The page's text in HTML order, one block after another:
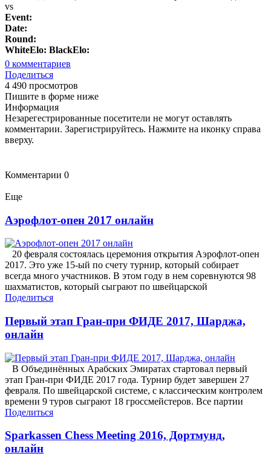
vs
Event:
Date:
Round:
WhiteElo: BlackElo:
0 комментариев
Поделиться
4 490 просмотров
Пишите в форме ниже
Информация
Незарегестрированные посетители не могут оставлять
комментарии. Зарегистрируйтесь. Нажмите на иконку справа
вверху.
Комментарии 0
Еще
Аэрофлот-опен 2017 онлайн
20 февраля состоялась церемония открытия Аэрофлот-опен
2017. Это уже 15-ый по счету турнир, который собирает
всегда много участников. В этом году в нем соревнуются 98
шахматистов, который сыграют по швейцарской
Поделиться
Первый этап Гран-при ФИДЕ 2017, Шарджа,
онлайн
В Объединённых Арабских Эмиратах стартовал первый
этап Гран-при ФИДЕ 2017 года. Турнир будет завершен 27
февраля. По швейцарской системе, с классическим контролем
времени 9 туров сыграют 18 гроссмейстеров. Все партии
Поделиться
Sparkassen Chess Meeting 2016, Дортмунд,
онлайн